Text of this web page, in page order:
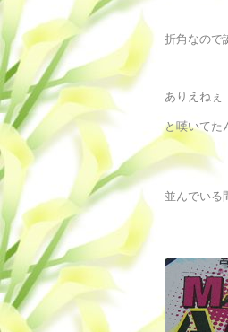
折角なので
ありえねぇ
と嘆いてた
並んでいる